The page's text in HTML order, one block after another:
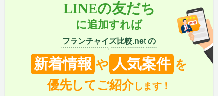
LINEの友だち
に追加すれば
フランチャイズ比較.net の
新着情報 や 人気案件 を
優先してご紹介します！